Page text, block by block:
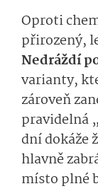
Oproti
přirozený,
Nedráždí
varianty,
zároveň
pravidelná
dní dokáže
hlavně
místo plné